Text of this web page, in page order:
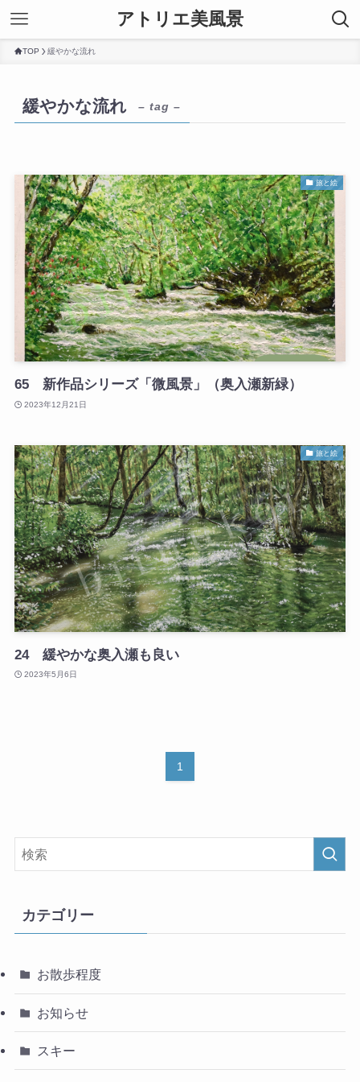
アトリエ美風景
TOP 緩やかな流れ
緩やかな流れ – tag –
旅と絵
65 新作品シリーズ「微風景」（奥入瀬新緑）
2023年12月21日
旅と絵
24 緩やかな奥入瀬も良い
2023年5月6日
1
カテゴリー
お散歩程度
お知らせ
スキー